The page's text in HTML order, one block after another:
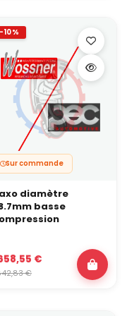
-10%
Sur commande
diamètre
basse
€
€